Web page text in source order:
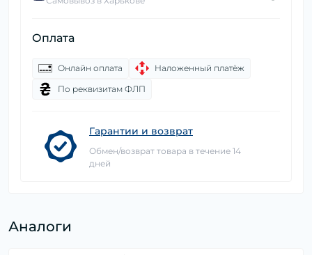
Оплата
Онлайн оплата
Наложенный платёж
По реквизитам ФЛП
Гарантии и возврат
Обмен/возврат товара в течение 14
дней
Аналоги